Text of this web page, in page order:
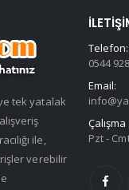
tek yatalak
ile,
verebilir
Telefon:
0544
Email:
Pzt -